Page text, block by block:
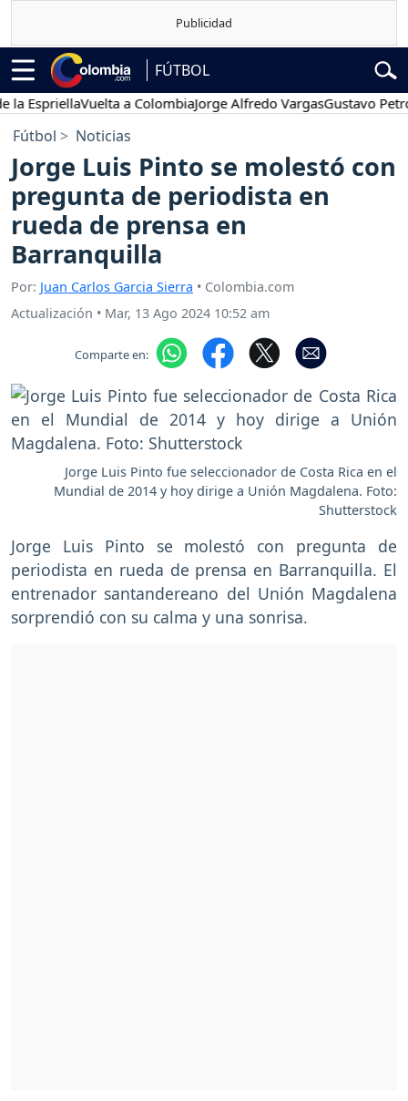
FÚTBOL
Vuelta a ColombiaJorge Alfredo VargasGustavo Petro
Fútbol Noticias
Jorge Luis Pinto se molestó con
pregunta de periodista en
rueda de prensa en
Barranquilla
Por: Juan Carlos Garcia Sierra • Colombia.com
Actualización • Mar, 13 Ago 2024 10:52 am
Comparte en:
Jorge Luis Pinto fue seleccionador de Costa Rica en el
Mundial de 2014 y hoy dirige a Unión Magdalena. Foto:
Shutterstock
Jorge Luis Pinto se molestó con pregunta de
periodista en rueda de prensa en Barranquilla. El
entrenador santandereano del Unión Magdalena
sorprendió con su calma y una sonrisa.